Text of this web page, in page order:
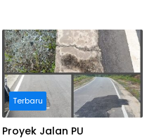
Terbaru
Proyek Jalan PU